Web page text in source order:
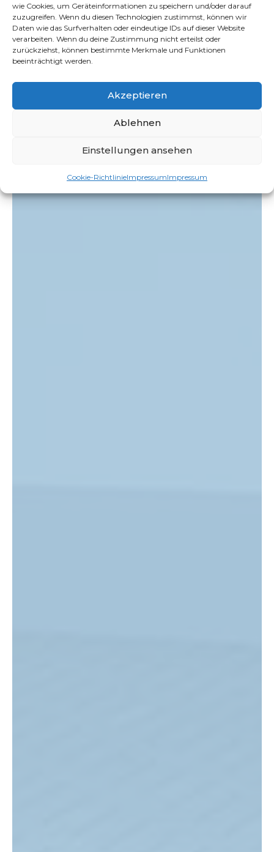
wie Cookies, um Geräteinformationen zu speichern und/oder darauf
zuzugreifen. Wenn du diesen Technologien zustimmst, können wir
Daten wie das Surfverhalten oder eindeutige IDs auf dieser Website
verarbeiten. Wenn du deine Zustimmung nicht erteilst oder
zurückziehst, können bestimmte Merkmale und Funktionen
beeinträchtigt werden.
Akzeptieren
Ablehnen
Einstellungen ansehen
Cookie-RichtlinieImpressumImpressum
Verlegung von Trockenmauersteinen erfolgt mit
Präzision und Liebe zum Detail.
Abbrucharbeitenin Leun:
Raum für Neues schaffen
Wenn es darum geht, Raum für Neues zu schaffen, sind
diese Aufgaben effizient und sicher durch, um Platz für